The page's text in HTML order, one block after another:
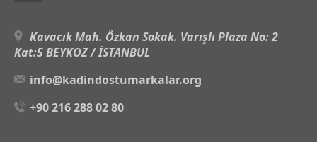
Kavacık Mah. Özkan Sokak. Varışlı Plaza No: 2
Kat:5 BEYKOZ / İSTANBUL
info@kadindostumarkalar.org
+90 216 288 02 80